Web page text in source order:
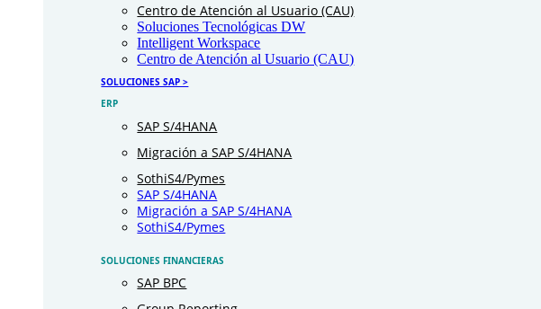
Centro de Atención al Usuario (CAU)
Soluciones Tecnológicas DW
Intelligent Workspace
Centro de Atención al Usuario (CAU)
SOLUCIONES SAP >
ERP
SAP S/4HANA
Migración a SAP S/4HANA
SothiS4/Pymes
SAP S/4HANA
Migración a SAP S/4HANA
SothiS4/Pymes
SOLUCIONES FINANCIERAS
SAP BPC